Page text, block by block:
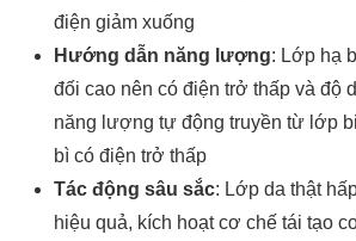
điện giảm xuống
Hướng dẫn năng lượng: Lớp hạ
đối cao nên có điện trở thấp và độ
năng lượng tự động truyền từ lớp
bì có điện trở thấp
Tác động sâu sắc: Lớp da thật
hiệu quả, kích hoạt cơ chế tái tạo